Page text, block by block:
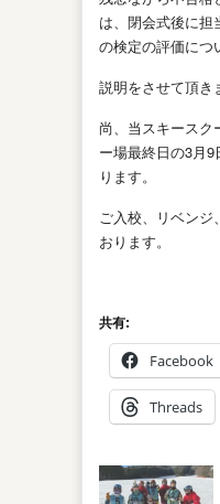
は、閉会式後に担
の検定の評価につ
説明をさせて頂き
尚、当スキースク
ー場最終日の3月
ります。
ご入校、リベンジ
おります。
共有:
Facebook
Threads